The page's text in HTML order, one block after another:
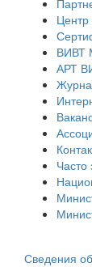
ВИВТ
АРТ
Сведения